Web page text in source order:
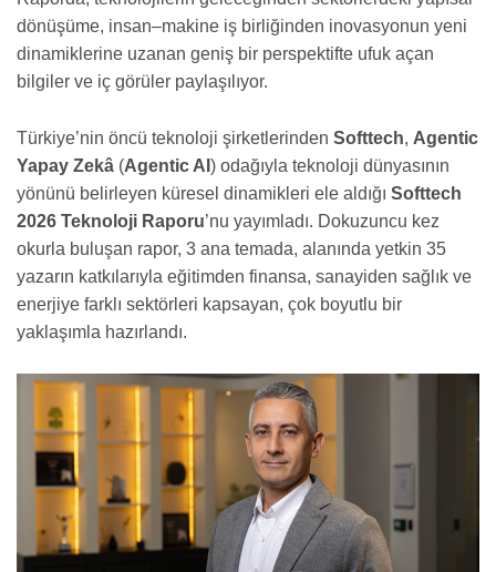
dönüşüme, insan–makine iş birliğinden inovasyonun yeni
dinamiklerine uzanan geniş bir perspektifte ufuk açan
bilgiler ve iç görüler paylaşılıyor.
Türkiye’nin öncü teknoloji şirketlerinden Softtech, Agentic
Yapay Zekâ (Agentic AI ) odağıyla teknoloji dünyasının
yönünü belirleyen küresel dinamikleri ele aldığı Softtech
2026 Teknoloji Raporu’nu yayımladı. Dokuzuncu kez
okurla buluşan rapor, 3 ana temada, alanında yetkin 35
yazarın katkılarıyla eğitimden finansa, sanayiden sağlık ve
enerjiye farklı sektörleri kapsayan, çok boyutlu bir
yaklaşımla hazırlandı.